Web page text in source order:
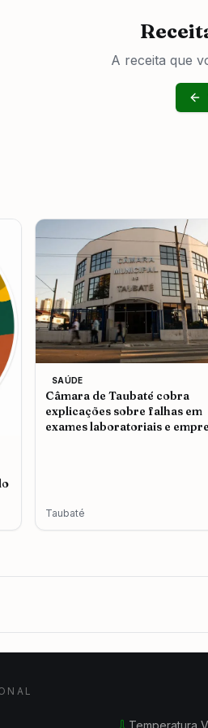
A receita que
SAÚDE
Câmara de Taubaté cobra
explicações sobre falhas em
exames laboratoriais e
Taubaté
Temperatura